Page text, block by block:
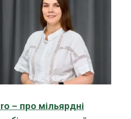
– про мільярдні